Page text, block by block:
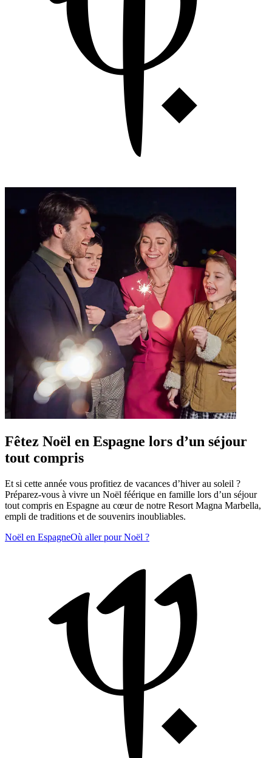
Fêtez Noël en Espagne lors d’un séjour
tout compris
Et si cette année vous profitiez de vacances d’hiver au soleil ?
Préparez-vous à vivre un Noël féérique en famille lors d’un séjour
tout compris en Espagne au cœur de notre Resort Magna Marbella,
empli de traditions et de souvenirs inoubliables.
Noël en EspagneOù aller pour Noël ?